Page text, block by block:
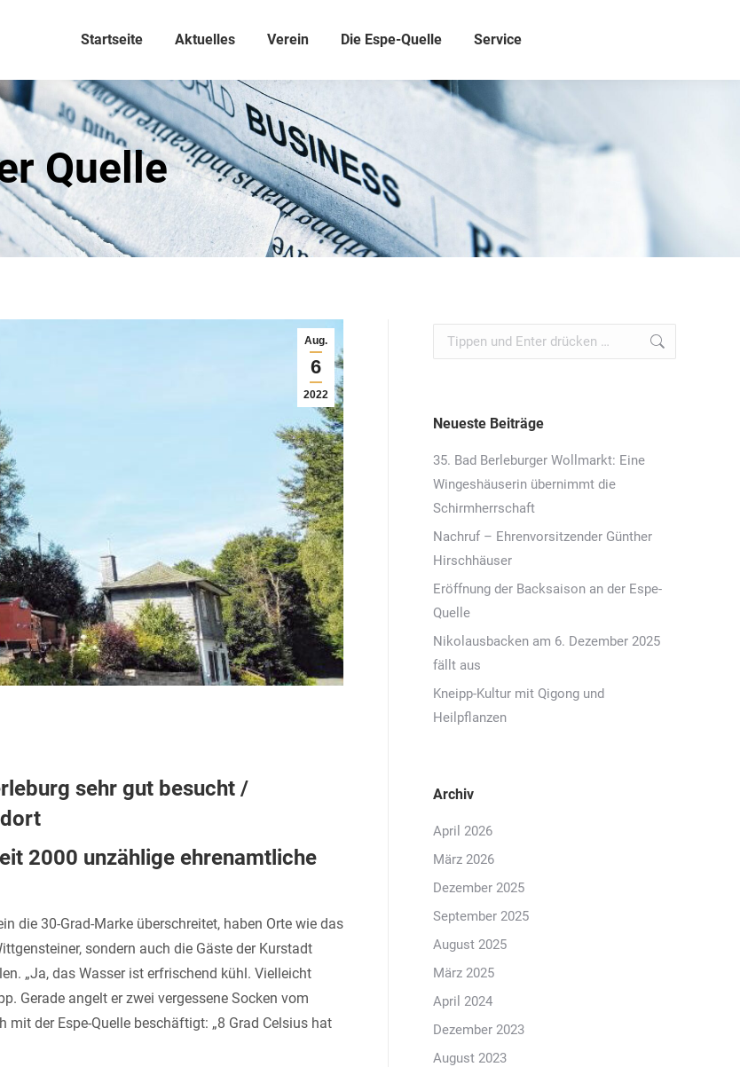
Startseite Aktuelles Verein Die Espe-Quelle Service
Quelle
Aug.
6
2022
sehr gut besucht /
2000 unzählige ehrenamtliche
die 30-Grad-Marke überschreitet, haben Orte wie das
sondern auch die Gäste der Kurstadt
„Ja, das Wasser ist erfrischend kühl. Vielleicht
Gerade angelt er zwei vergessene Socken vom
der Espe-Quelle beschäftigt: „8 Grad Celsius hat
Search:
Neueste Beiträge
35. Bad Berleburger Wollmarkt: Eine
Wingeshäuserin übernimmt die
Schirmherrschaft
Nachruf – Ehrenvorsitzender Günther
Hirschhäuser
Eröffnung der Backsaison an der Espe-
Quelle
Nikolausbacken am 6. Dezember 2025
fällt aus
Kneipp-Kultur mit Qigong und
Heilpflanzen
Archiv
April 2026
März 2026
Dezember 2025
September 2025
August 2025
März 2025
April 2024
Dezember 2023
August 2023